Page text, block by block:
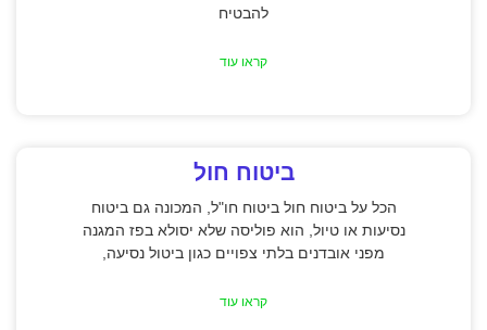
להבטיח
קראו עוד
ביטוח חול
הכל על ביטוח חול ביטוח חו"ל, המכונה גם ביטוח
נסיעות או טיול, הוא פוליסה שלא יסולא בפז המגנה
מפני אובדנים בלתי צפויים כגון ביטול נסיעה,
קראו עוד